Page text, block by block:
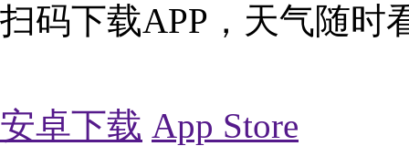
扫码下载APP，天气随时
安卓下载 App Store